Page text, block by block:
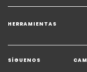
Servicios de
Soluciones de Carga
Almacenamiento y
Soluciones Sectoriales
HERRAMIENTAS
Solicitar presupuesto
Contactar con un
SÍGUENOS